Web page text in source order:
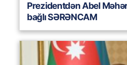
Prezidentdən Abel
bağlı SƏRƏNCAM